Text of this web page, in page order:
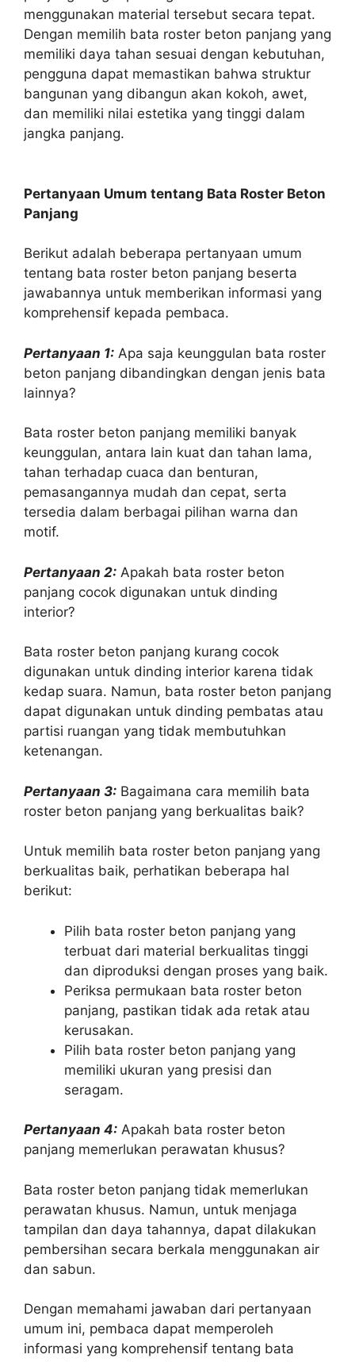
menggunakan material tersebut secara tepat.
Dengan memilih bata roster beton panjang yang
memiliki daya tahan sesuai dengan kebutuhan,
pengguna dapat memastikan bahwa struktur
bangunan yang dibangun akan kokoh, awet,
dan memiliki nilai estetika yang tinggi dalam
jangka panjang.
Pertanyaan Umum tentang Bata Roster Beton
Panjang
Berikut adalah beberapa pertanyaan umum
tentang bata roster beton panjang beserta
jawabannya untuk memberikan informasi yang
komprehensif kepada pembaca.
Pertanyaan 1: Apa saja keunggulan bata roster
beton panjang dibandingkan dengan jenis bata
lainnya?
Bata roster beton panjang memiliki banyak
keunggulan, antara lain kuat dan tahan lama,
tahan terhadap cuaca dan benturan,
pemasangannya mudah dan cepat, serta
tersedia dalam berbagai pilihan warna dan
motif.
Pertanyaan 2: Apakah bata roster beton
panjang cocok digunakan untuk dinding
interior?
Bata roster beton panjang kurang cocok
digunakan untuk dinding interior karena tidak
kedap suara. Namun, bata roster beton panjang
dapat digunakan untuk dinding pembatas atau
partisi ruangan yang tidak membutuhkan
ketenangan.
Pertanyaan 3: Bagaimana cara memilih bata
roster beton panjang yang berkualitas baik?
Untuk memilih bata roster beton panjang yang
berkualitas baik, perhatikan beberapa hal
berikut:
Pilih bata roster beton panjang yang
terbuat dari material berkualitas tinggi
dan diproduksi dengan proses yang baik.
Periksa permukaan bata roster beton
panjang, pastikan tidak ada retak atau
kerusakan.
Pilih bata roster beton panjang yang
memiliki ukuran yang presisi dan
seragam.
Pertanyaan 4: Apakah bata roster beton
panjang memerlukan perawatan khusus?
Bata roster beton panjang tidak memerlukan
perawatan khusus. Namun, untuk menjaga
tampilan dan daya tahannya, dapat dilakukan
pembersihan secara berkala menggunakan air
dan sabun.
Dengan memahami jawaban dari pertanyaan
umum ini, pembaca dapat memperoleh
informasi yang komprehensif tentang bata